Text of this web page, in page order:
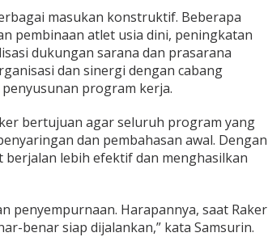
masukan konstruktif. Beberapa
pembinaan atlet usia dini, peningkatan
dukungan sarana dan prasarana
dan sinergi dengan cabang
program kerja.
bertujuan agar seluruh program yang
dan pembahasan awal. Dengan
lebih efektif dan menghasilkan
penyempurnaan. Harapannya, saat Raker
benar siap dijalankan,” kata Samsurin.